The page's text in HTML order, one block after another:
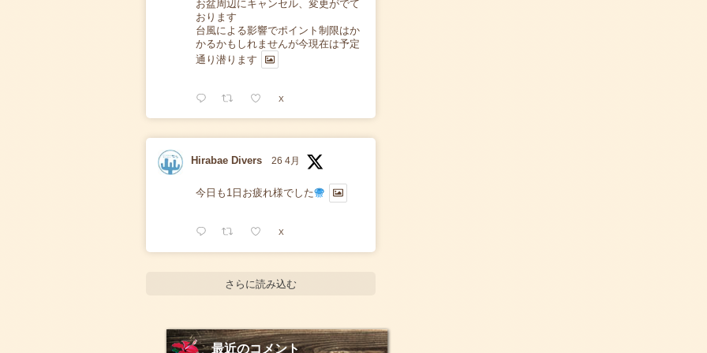
お盆周辺にキャンセル、変更がでて
おります
台風による影響でポイント制限はか
かるかもしれませんが今現在は予定
通り潜ります
X
Hirabae Divers 26 4月
今日も1日お疲れ様でした
X
さらに読み込む
最近のコメント